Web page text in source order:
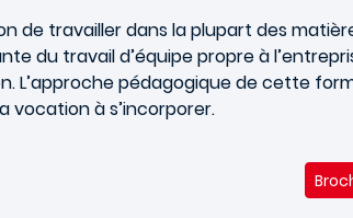
de travailler dans la plupart des
du travail d’équipe propre à
L’approche pédagogique de cette
vocation à s’incorporer.